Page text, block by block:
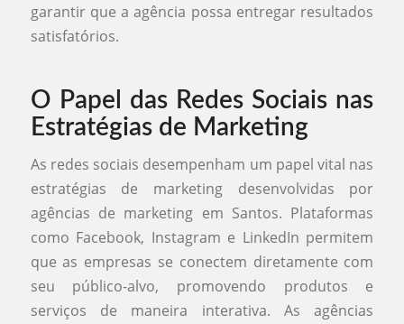
garantir que a agência possa entregar resultados
satisfatórios.
O Papel das Redes Sociais nas
Estratégias de Marketing
As redes sociais desempenham um papel vital nas
estratégias de marketing desenvolvidas por
agências de marketing em Santos. Plataformas
como Facebook, Instagram e LinkedIn permitem
que as empresas se conectem diretamente com
seu público-alvo, promovendo produtos e
serviços de maneira interativa. As agências